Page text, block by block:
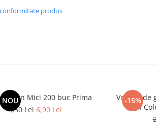
produs
NOU
Lemn Mici 200 buc Prima
8,50 Lei6,90 Lei
-15%
Vopsea de
Lash